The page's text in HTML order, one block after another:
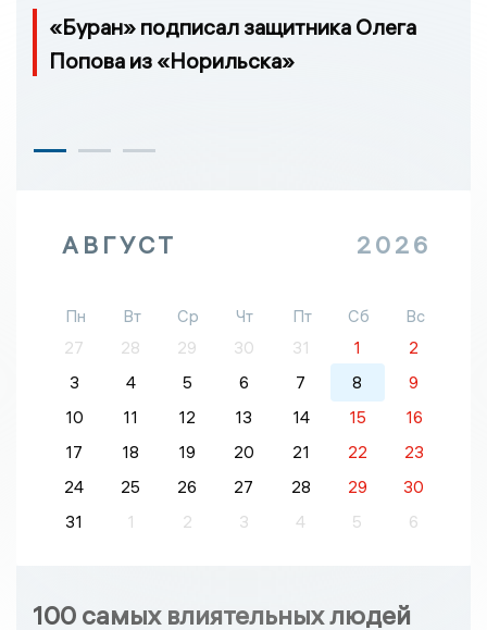
«Буран» подписал защитника Олега
Попова из «Норильска»
АВГУСТ 2026
Пн Вт Ср Чт Пт Сб
Вс
27
28 29 30 31 1
2
3
4 5 6 7 8
9
10
11 12 13 14 15
16
17
18 19 20 21 22
23
24
25 26 27 28 29
30
31
1 2 3 4 5 6
100 самых влиятельных людей